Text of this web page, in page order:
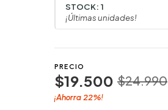
STOCK: 1
¡Últimas unidades!
PRECIO
$19.500 $24.990
¡Ahorra 22%!